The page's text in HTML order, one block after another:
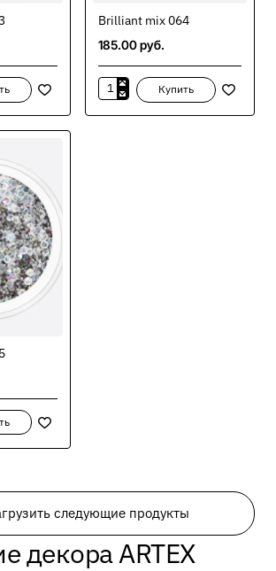
декора ARTEX
Brilliant mix 064
185.00 руб.
Brilliant
mix
Купить
следующие продукты